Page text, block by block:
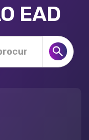
EAD